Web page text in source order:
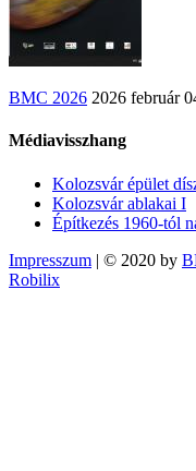
BMC 2026 2026 február
Médiavisszhang
Kolozsvár épület
Kolozsvár ablakai I
Építkezés 1960-tól
Impresszum | © 2020 by
Robilix